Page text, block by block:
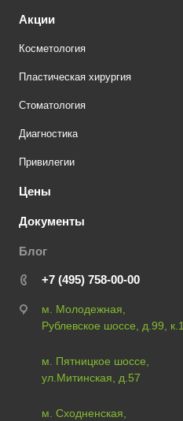
Акции
Косметология
Пластическая хирургия
Стоматология
Диагностика
Привилегии
Цены
Документы
Блог
+7 (495) 758-00-00
м. Молодежная,
Рублевское шоссе, д.99, к.1
м. Пятницкое шоссе,
ул.Митинская, д.57
м. Сходненская,